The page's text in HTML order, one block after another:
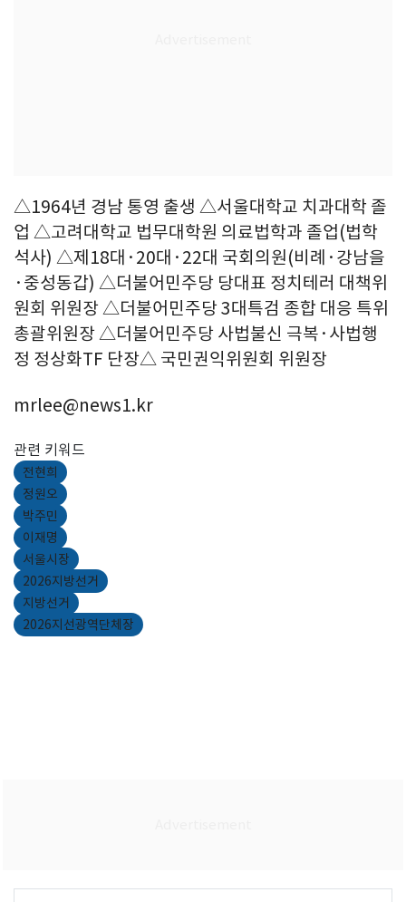
△1964년 경남 통영 출생 △서울대학교 치과대학 졸
업 △고려대학교 법무대학원 의료법학과 졸업(법학
석사) △제18대·20대·22대 국회의원(비례·강남을
·중성동갑) △더불어민주당 당대표 정치테러 대책위
원회 위원장 △더불어민주당 3대특검 종합 대응 특위
총괄위원장 △더불어민주당 사법불신 극복·사법행
정 정상화TF 단장△ 국민권익위원회 위원장
mrlee@news1.kr
관련 키워드
전현희
정원오
박주민
이재명
서울시장
2026지방선거
지방선거
2026지선광역단체장